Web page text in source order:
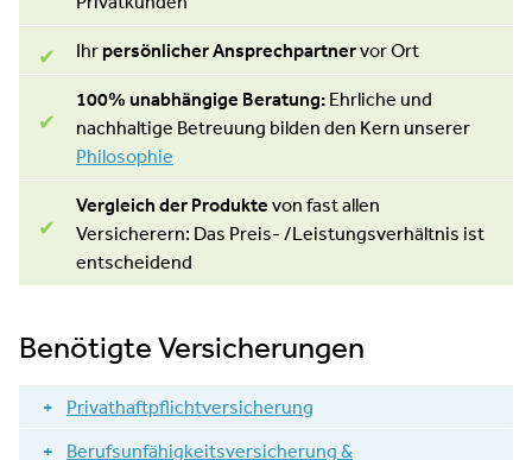
Ihr persönlicher Ansprechpartnervor Ort
100% unabhängige Beratung: Ehrliche und
nachhaltige Betreuung bilden den Kern unserer
Philosophie
Vergleich der Produkte von fast allen
Versicherern: Das Preis- /Leistungsverhältnis ist
entscheidend
Benötigte Versicherungen
Privathaftpflichtversicherung
Auch kleine Unachtsamkeiten können hohe Kosten
Berufsunfähigkeitsversicherung &